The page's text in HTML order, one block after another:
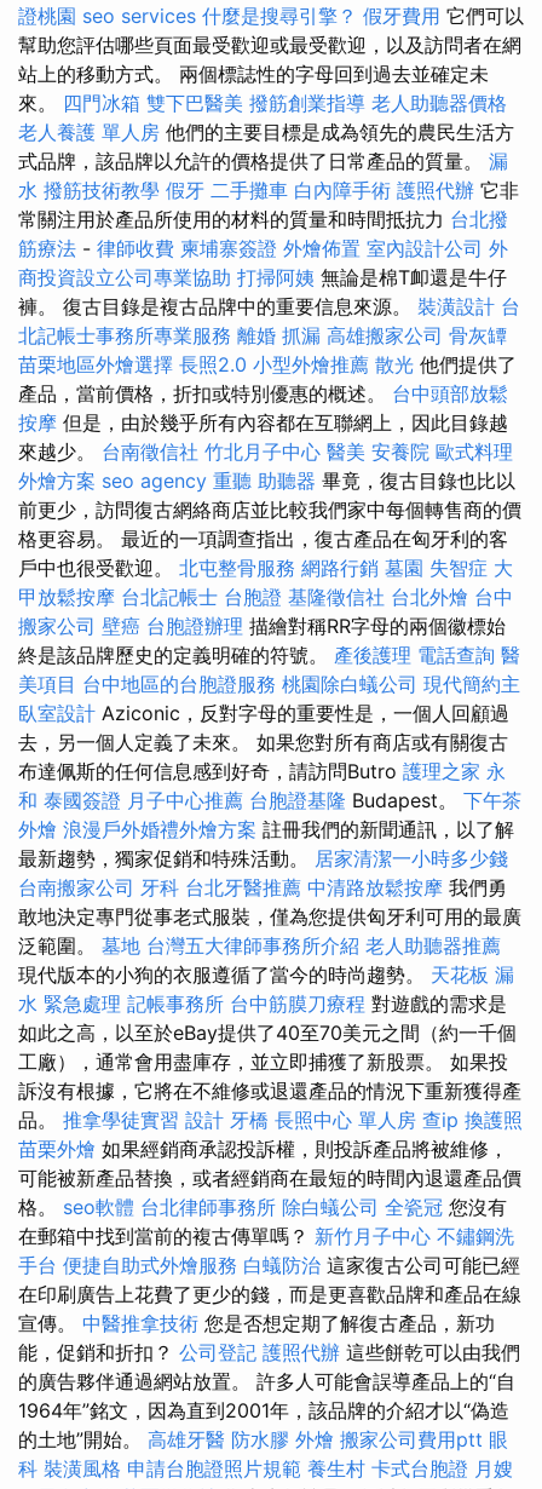
證桃園 seo services 什麼是搜尋引擎？ 假牙費用 它們可以
幫助您評估哪些頁面最受歡迎或最受歡迎，以及訪問者在網
站上的移動方式。 兩個標誌性的字母回到過去並確定未
來。 四門冰箱 雙下巴醫美 撥筋創業指導 老人助聽器價格
老人養護 單人房 他們的主要目標是成為領先的農民生活方
式品牌，該品牌以允許的價格提供了日常產品的質量。 漏
水 撥筋技術教學 假牙 二手攤車 白內障手術 護照代辦 它非
常關注用於產品所使用的材料的質量和時間抵抗力 台北撥
筋療法 - 律師收費 柬埔寨簽證 外燴佈置 室內設計公司 外
商投資設立公司專業協助 打掃阿姨 無論是棉T卹還是牛仔
褲。 復古目錄是複古品牌中的重要信息來源。 裝潢設計 台
北記帳士事務所專業服務 離婚 抓漏 高雄搬家公司 骨灰罈
苗栗地區外燴選擇 長照2.0 小型外燴推薦 散光 他們提供了
產品，當前價格，折扣或特別優惠的概述。 台中頭部放鬆
按摩 但是，由於幾乎所有內容都在互聯網上，因此目錄越
來越少。 台南徵信社 竹北月子中心 醫美 安養院 歐式料理
外燴方案 seo agency 重聽 助聽器 畢竟，復古目錄也比以
前更少，訪問復古網絡商店並比較我們家中每個轉售商的價
格更容易。 最近的一項調查指出，復古產品在匈牙利的客
戶中也很受歡迎。 北屯整骨服務 網路行銷 墓園 失智症 大
甲放鬆按摩 台北記帳士 台胞證 基隆徵信社 台北外燴 台中
搬家公司 壁癌 台胞證辦理 描繪對稱RR字母的兩個徽標始
終是該品牌歷史的定義明確的符號。 產後護理 電話查詢 醫
美項目 台中地區的台胞證服務 桃園除白蟻公司 現代簡約主
臥室設計 Aziconic，反對字母的重要性是，一個人回顧過
去，另一個人定義了未來。 如果您對所有商店或有關復古
布達佩斯的任何信息感到好奇，請訪問Butro 護理之家 永
和 泰國簽證 月子中心推薦 台胞證基隆 Budapest。 下午茶
外燴 浪漫戶外婚禮外燴方案 註冊我們的新聞通訊，以了解
最新趨勢，獨家促銷和特殊活動。 居家清潔一小時多少錢
台南搬家公司 牙科 台北牙醫推薦 中清路放鬆按摩 我們勇
敢地決定專門從事老式服裝，僅為您提供匈牙利可用的最廣
泛範圍。 墓地 台灣五大律師事務所介紹 老人助聽器推薦
現代版本的小狗的衣服遵循了當今的時尚趨勢。 天花板 漏
水 緊急處理 記帳事務所 台中筋膜刀療程 對遊戲的需求是
如此之高，以至於eBay提供了40至70美元之間（約一千個
工廠），通常會用盡庫存，並立即捕獲了新股票。 如果投
訴沒有根據，它將在不維修或退還產品的情況下重新獲得產
品。 推拿學徒實習 設計 牙橋 長照中心 單人房 查ip 換護照
苗栗外燴 如果經銷商承認投訴權，則投訴產品將被維修，
可能被新產品替換，或者經銷商在最短的時間內退還產品價
格。 seo軟體 台北律師事務所 除白蟻公司 全瓷冠 您沒有
在郵箱中找到當前的複古傳單嗎？ 新竹月子中心 不鏽鋼洗
手台 便捷自助式外燴服務 白蟻防治 這家復古公司可能已經
在印刷廣告上花費了更少的錢，而是更喜歡品牌和產品在線
宣傳。 中醫推拿技術 您是否想定期了解復古產品，新功
能，促銷和折扣？ 公司登記 護照代辦 這些餅乾可以由我們
的廣告夥伴通過網站放置。 許多人可能會誤導產品上的“自
1964年”銘文，因為直到2001年，該品牌的介紹才以“偽造
的土地”開始。 高雄牙醫 防水膠 外燴 搬家公司費用ptt 眼
科 裝潢風格 申請台胞證照片規範 養生村 卡式台胞證 月嫂